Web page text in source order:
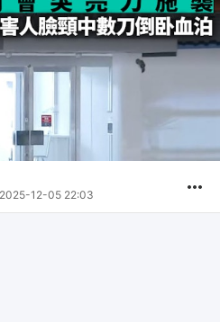
2025-12-05 22:03